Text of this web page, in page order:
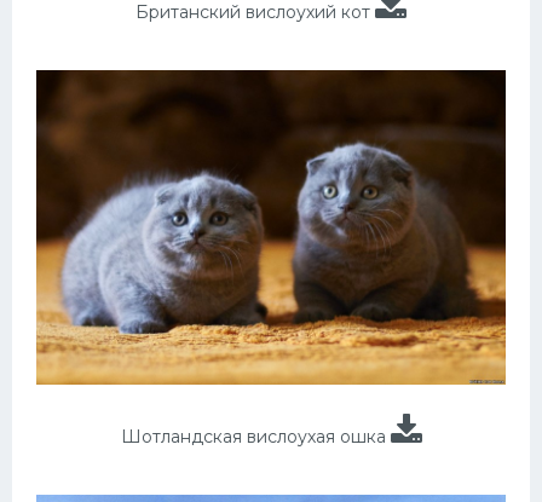
Британский вислоухий кот
Шотландская вислоухая ошка